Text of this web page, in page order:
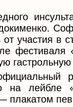
от участия
фестиваля
на
плакатом